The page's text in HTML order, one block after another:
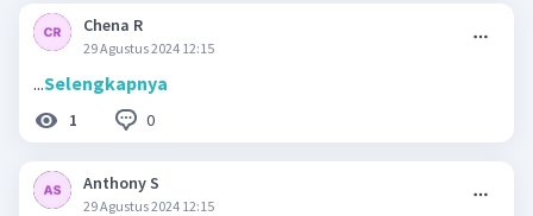
Chena R
29 Agustus 2024 12:15
...Selengkapnya
1 0
Anthony S
29 Agustus 2024 12:15